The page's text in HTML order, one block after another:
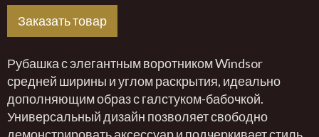
Заказать товар
Рубашка с элегантным воротником Windsor
средней ширины и углом раскрытия, идеально
дополняющим образ с галстуком-бабочкой.
Универсальный дизайн позволяет свободно